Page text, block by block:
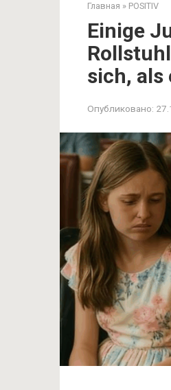
Главная » POSITIV
Einige
sich,
Опубликовано: